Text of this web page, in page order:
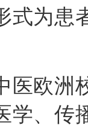
式为患
欧洲校
学、传